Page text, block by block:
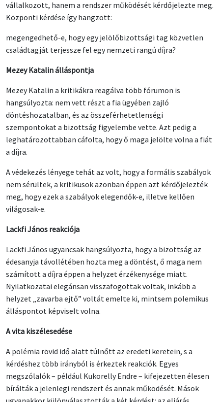
vállalkozott, hanem a rendszer működését kérdőjelezte meg.
Központi kérdése így hangzott:
megengedhető-e, hogy egy jelölőbizottsági tag közvetlen
családtagját terjessze fel egy nemzeti rangú díjra?
Mezey Katalin álláspontja
Mezey Katalin a kritikákra reagálva több fórumon is
hangsúlyozta: nem vett részt a fia ügyében zajló
döntéshozatalban, és az összeférhetetlenségi
szempontokat a bizottság figyelembe vette. Azt pedig a
leghatározottabban cáfolta, hogy ő maga jelölte volna a fiát
a díjra.
A védekezés lényege tehát az volt, hogy a formális szabályok
nem sérültek, a kritikusok azonban éppen azt kérdőjelezték
meg, hogy ezek a szabályok elegendők-e, illetve kellően
világosak-e.
Lackfi János reakciója
Lackfi János ugyancsak hangsúlyozta, hogy a bizottság az
édesanyja távollétében hozta meg a döntést, ő maga nem
számított a díjra éppen a helyzet érzékenysége miatt.
Nyilatkozatai elegánsan visszafogottak voltak, inkább a
helyzet „zavarba ejtő” voltát emelte ki, mintsem polemikus
álláspontot képviselt volna.
A vita kiszélesedése
A polémia rövid idő alatt túlnőtt az eredeti keretein, s a
kérdéshez több irányból is érkeztek reakciók. Egyes
megszólalók – például Kukorelly Endre – kifejezetten élesen
bírálták a jelenlegi rendszert és annak működését. Mások